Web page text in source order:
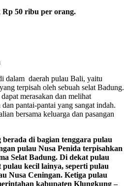
50 ribu per orang.
dalam daerah pulau Bali, yaitu
terpisah oleh sebuah selat Badung.
merasakan dan melihat
pantai-pantai yang sangat indah.
bersama keluarga dan pasangan
berada di bagian tenggara pulau
pulau Nusa Penida terpisahkan
Selat Badung. Di dekat pulau
kecil lainya, seperti pulau
Nusa Ceningan. Ketiga pulau
kabupaten Klungkung –